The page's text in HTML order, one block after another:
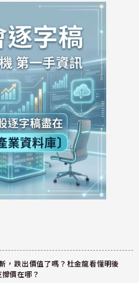
，跌出價值了嗎？杜金龍看懂明後
價在哪？